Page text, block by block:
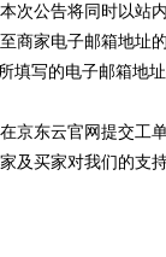
次公告将同时以站
商家电子邮箱地址
填写的电子邮箱地
京东云官网提交工单
及买家对我们的支
息